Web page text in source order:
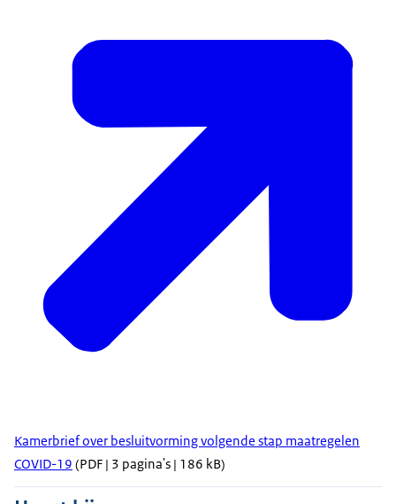
Kamerbrief over besluitvorming volgende stap maatregelen
COVID-19 (PDF | 3 pagina's | 186 kB)